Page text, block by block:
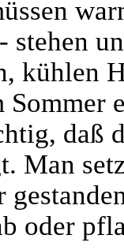
stehen
kühlen
Sommer
daß
Man
oder